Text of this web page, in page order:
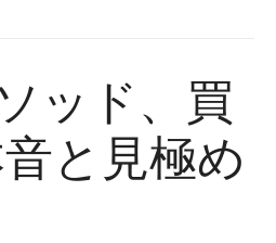
ッド、買
と見極め